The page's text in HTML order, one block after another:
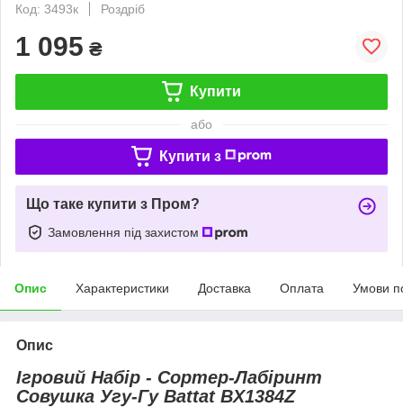
Код: 3493к
Роздріб
1 095 ₴
Купити
або
Купити з
Що таке купити з Пром?
Замовлення під захистом
Опис Характеристики Доставка Оплата Умови
Опис
Ігровий Набір - Сортер-Лабіринт
Совушка Угу-Гу Battat BX1384Z